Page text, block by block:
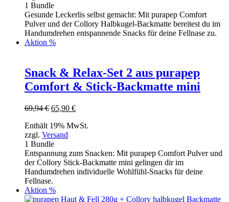
1 Bundle
Gesunde Leckerlis selbst gemacht: Mit purapep Comfort
Pulver und der Collory Halbkugel-Backmatte bereitest du im
Handumdrehen entspannende Snacks für deine Fellnase zu.
Aktion %
Snack & Relax-Set 2 aus purapep
Comfort & Stick-Backmatte mini
69,94€ Ursprünglicher
war:
69,94 €
65,90 €Aktueller
ist:
Enthält 19% MwSt.
zzgl. Versand
1 Bundle
Entspannung zum Snacken: Mit purapep Comfort Pulver und
der Collory Stick-Backmatte mini gelingen dir im
Handumdrehen individuelle Wohlfühl-Snacks für deine
Fellnase.
Aktion %